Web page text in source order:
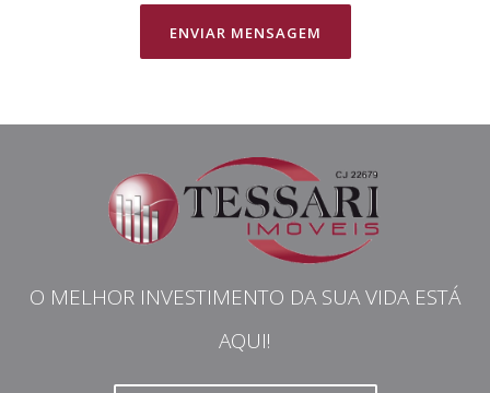
ENVIAR MENSAGEM
O MELHOR INVESTIMENTO DA SUA VIDA ESTÁ
AQUI!